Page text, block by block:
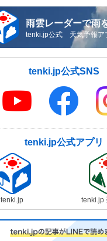
雨雲レーダーで雨
tenki.jp公式 天気予報ア
tenki.jp公式SNS
tenki.jp公式アプリ
tenki.jp tenki.jp